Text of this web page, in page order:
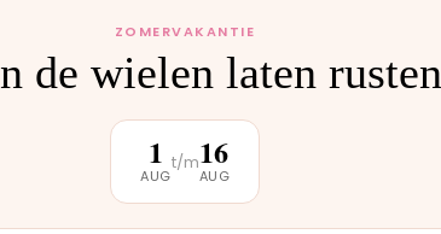
onder het
zodat jeZOMERVAKANTIE
de wielen laten rusten
1
AUG
t/m16
AUG